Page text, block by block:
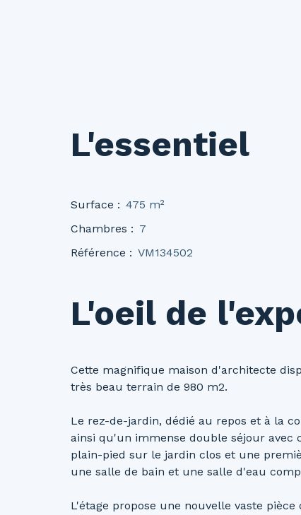
L'essentiel
Surface : 475 m²
Chambres : 7
Référence : VM134502
L'oeil de
Cette magnifique maison d'architecte
très beau terrain de 980 m2.
Le rez-de-jardin, dédié au repos et à la
ainsi qu'un immense double séjour avec
plain-pied sur le jardin clos et une
une salle de bain et une salle d'eau
L'étage propose une nouvelle vaste